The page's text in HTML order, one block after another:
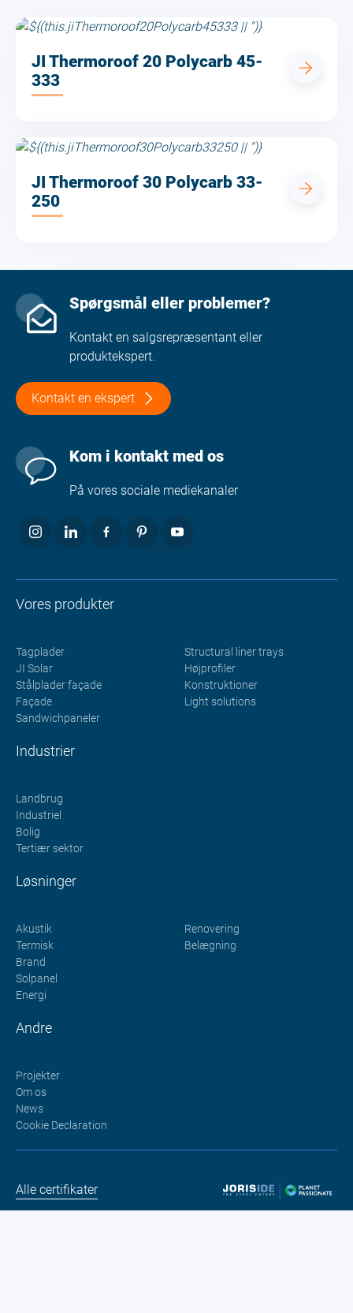
JI Thermoroof 20 Polycarb 45-
333
JI Thermoroof 30 Polycarb 33-
250
Spørgsmål eller problemer?
Kontakt en salgsrepræsentant eller
produktekspert.
Kontakt en ekspert
Kom i kontakt med os
På vores sociale mediekanaler
Vores produkter
Tagplader
JI Solar
Stålplader façade
Façade
Sandwichpaneler
Structural liner trays
Højprofiler
Konstruktioner
Light solutions
Industrier
Landbrug
Industriel
Bolig
Tertiær sektor
Løsninger
Akustik
Termisk
Brand
Solpanel
Energi
Renovering
Belægning
Andre
Projekter
Om os
News
Cookie Declaration
Alle certifikater